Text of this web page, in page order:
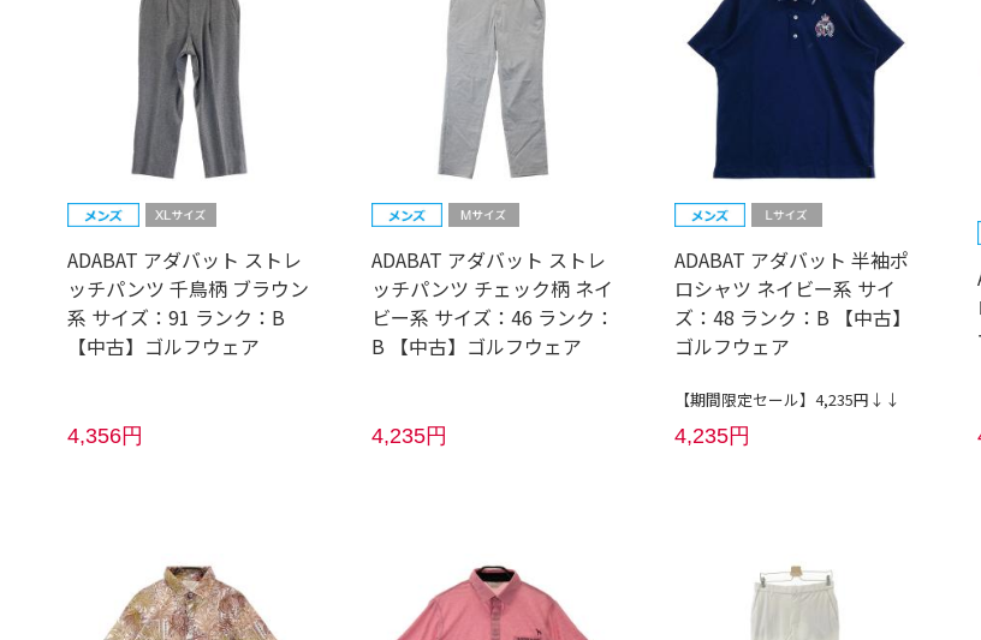
ADABAT アダバット ストレ
ッチパンツ 千鳥柄 ブラウン
系 サイズ：91 ランク：B
【中古】ゴルフウェア
4,356円
ADABAT アダバット ストレ
ッチパンツ チェック柄 ネイ
ビー系 サイズ：46 ランク：
B 【中古】ゴルフウェア
4,235円
ADABAT アダバット 半袖ポ
ロシャツ ネイビー系 サイ
ズ：48 ランク：B 【中古】
ゴルフウェア
【期間限定セール】4,235円↓↓
4,235円